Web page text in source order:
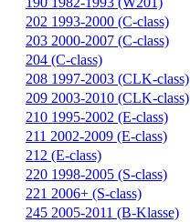
202 1993-2000 (C-class)
203 2000-2007 (C-class)
204 (C-class)
208 1997-2003 (CLK-class)
209 2003-2010 (CLK-class)
210 1995-2002 (E-class)
211 2002-2009 (E-class)
212 (E-class)
220 1998-2005 (S-class)
221 2006+ (S-class)
245 2005-2011 (B-Klasse)